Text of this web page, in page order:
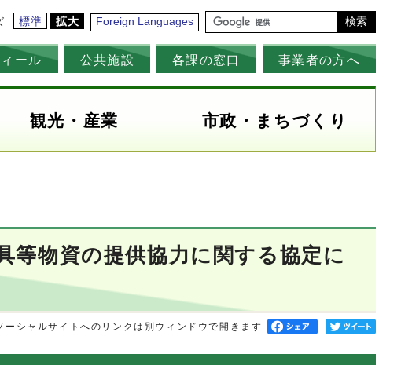
標準 拡大 Foreign Languages 検索
ール 公共施設 各課の窓口 事業者の方へ
観光・産業 市政・まちづくり
等物資の提供協力に関する協定に
ーシャルサイトへのリンクは別ウィンドウで開きます